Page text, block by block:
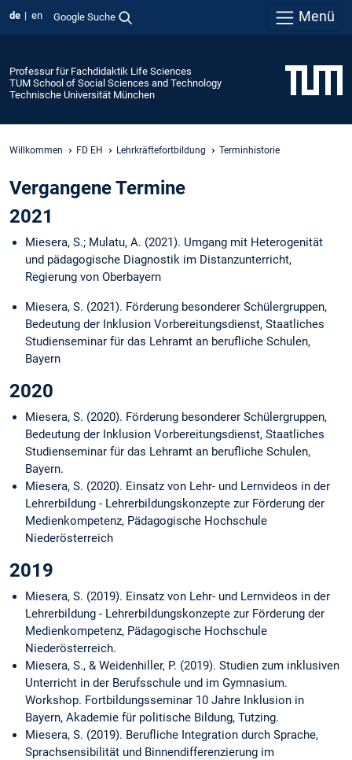
de en Google Suche Menü
Professur für Fachdidaktik Life Sciences
TUM School of Social Sciences and Technology
Technische Universität München
Willkommen FD EH Lehrkräftefortbildung Terminhistorie
Vergangene Termine
2021
Miesera, S.; Mulatu, A. (2021). Umgang mit Heterogenität
und pädagogische Diagnostik im Distanzunterricht,
Regierung von Oberbayern
Miesera, S. (2021). Förderung besonderer Schülergruppen,
Bedeutung der Inklusion Vorbereitungsdienst, Staatliches
Studienseminar für das Lehramt an berufliche Schulen,
Bayern
2020
Miesera, S. (2020). Förderung besonderer Schülergruppen,
Bedeutung der Inklusion Vorbereitungsdienst, Staatliches
Studienseminar für das Lehramt an berufliche Schulen,
Bayern.
Miesera, S. (2020). Einsatz von Lehr- und Lernvideos in der
Lehrerbildung - Lehrerbildungskonzepte zur Förderung der
Medienkompetenz, Pädagogische Hochschule
Niederösterreich
2019
Miesera, S. (2019). Einsatz von Lehr- und Lernvideos in der
Lehrerbildung - Lehrerbildungskonzepte zur Förderung der
Medienkompetenz, Pädagogische Hochschule
Niederösterreich.
Miesera, S., & Weidenhiller, P. (2019). Studien zum inklusiven
Unterricht in der Berufsschule und im Gymnasium.
Workshop. Fortbildungsseminar 10 Jahre Inklusion in
Bayern, Akademie für politische Bildung, Tutzing.
Miesera, S. (2019). Berufliche Integration durch Sprache,
Sprachsensibilität und Binnendifferenzierung im